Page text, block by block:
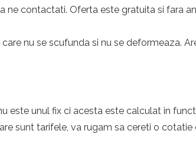
ne contactati. Oferta este gratuita si fara
nu se scufunda si nu se deformeaza.
este unul fix ci acesta este calculat in
sunt tarifele, va rugam sa cereti o cotatie